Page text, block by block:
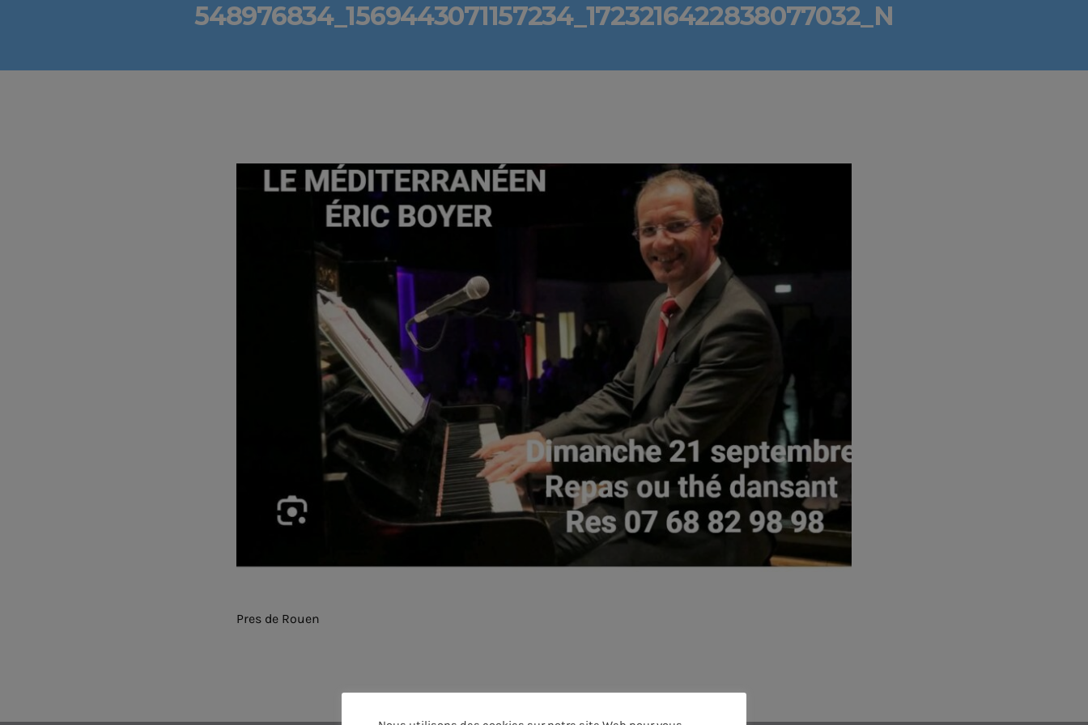
548976834_1569443071157234_1723216422838077032_N
Pres de Rouen